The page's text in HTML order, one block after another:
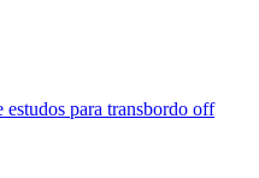
estudos para transbordo off